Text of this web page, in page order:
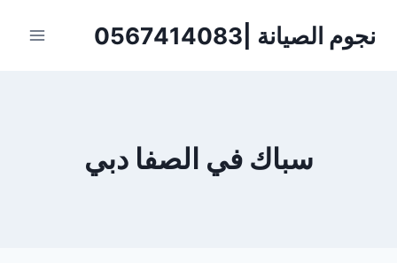
نجوم الصيانة |0567414083
سباك في الصفا دبي